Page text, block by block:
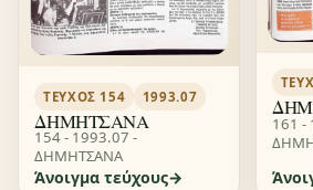
ΤΕΎΧΟΣ 154 1993.07
ΔΗΜΗΤΣΑΝΑ
154 - 1993.07 -
ΔΗΜΗΤΣΑΝΑ
Άνοιγμα τεύχους
161 -